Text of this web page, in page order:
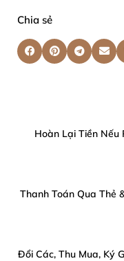
Chia sẻ
Hoàn Lại Tiền
Thanh Toán Qua Thẻ
Đổi Các, Thu Mua, Ký